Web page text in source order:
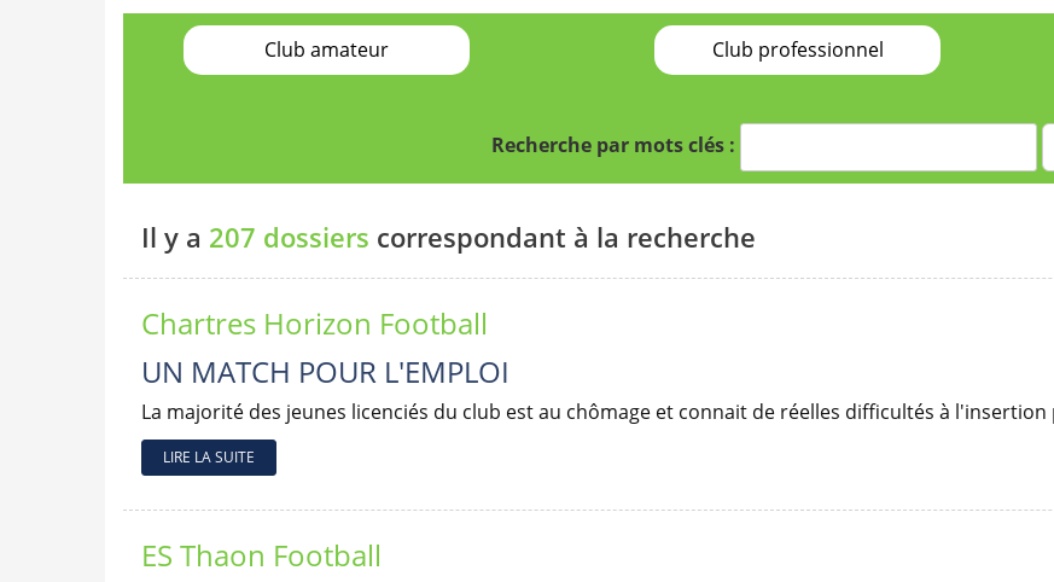
Club amateur Club professionnel
Recherche par mots clés :
Il y a 207 dossiers correspondant à la recherche
Chartres Horizon Football
UN MATCH POUR L'EMPLOI
La majorité des jeunes licenciés du club est au chômage et connait de réelles difficultés à
LIRE LA SUITE
ES Thaon Football